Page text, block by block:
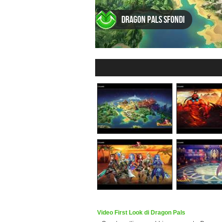
Dragon Pals Sfondi
Video First Look di Dragon Pals